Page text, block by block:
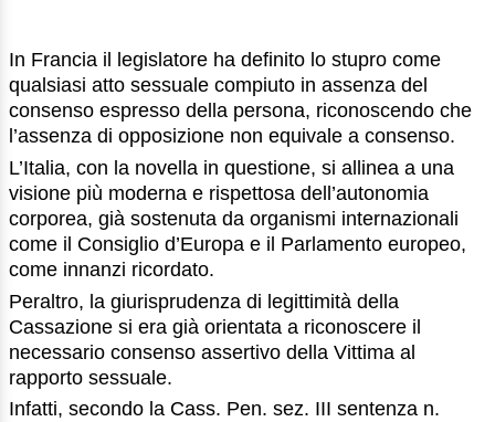
In Francia il legislatore ha definito lo stupro come
qualsiasi atto sessuale compiuto in assenza del
consenso espresso della persona, riconoscendo che
l’assenza di opposizione non equivale a consenso.
L’Italia, con la novella in questione, si allinea a una
visione più moderna e rispettosa dell’autonomia
corporea, già sostenuta da organismi internazionali
come il Consiglio d’Europa e il Parlamento europeo,
come innanzi ricordato.
Peraltro, la giurisprudenza di legittimità della
Cassazione si era già orientata a riconoscere il
necessario consenso assertivo della Vittima al
rapporto sessuale.
Infatti, secondo la Cass. Pen. sez. III sentenza n.